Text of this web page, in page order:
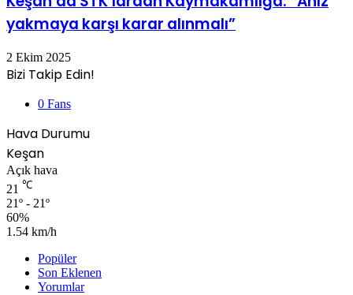
yakmaya karşı karar alınmalı”
2 Ekim 2025
Bizi Takip Edin!
0 Fans
Hava Durumu
Keşan
Açık hava
21 ℃
21º - 21º
60%
1.54 km/h
Popüler
Son Eklenen
Yorumlar